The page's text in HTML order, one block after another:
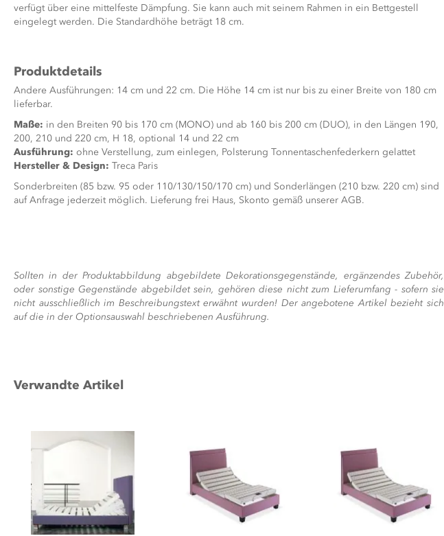
verfügt über eine mittelfeste Dämpfung. Sie kann auch mit seinem Rahmen in ein Bettgestell
eingelegt werden. Die Standardhöhe beträgt 18 cm.
Produktdetails
Andere Ausführungen: 14 cm und 22 cm. Die Höhe 14 cm ist nur bis zu einer Breite von 180 cm
lieferbar.
Maße: in den Breiten 90 bis 170 cm (MONO) und ab 160 bis 200 cm (DUO), in den Längen 190,
200, 210 und 220 cm, H 18, optional 14 und 22 cm
Ausführung: ohne Verstellung, zum einlegen, Polsterung Tonnentaschenfederkern gelattet
Hersteller & Design: Treca Paris
Sonderbreiten (85 bzw. 95 oder 110/130/150/170 cm) und Sonderlängen (210 bzw. 220 cm) sind
auf Anfrage jederzeit möglich. Lieferung frei Haus, Skonto gemäß unserer AGB.
Sollten in der Produktabbildung abgebildete Dekorationsgegenstände, ergänzendes Zubehör,
oder sonstige Gegenstände abgebildet sein, gehören diese nicht zum Lieferumfang - sofern sie
nicht ausschließlich im Beschreibungstext erwähnt wurden! Der angebotene Artikel bezieht sich
auf die in der Optionsauswahl beschriebenen Ausführung.
Verwandte Artikel